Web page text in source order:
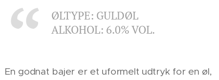
ØLTYPE: GULDØL
ALKOHOL: 6.0% VOL.
En godnat bajer er et uformelt udtryk for en øl,